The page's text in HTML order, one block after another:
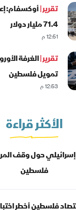
تقرير |أوكسفام:
71.4 مليار دولار
12:51 م
تقرير |الغرفة
تمويل فلسطين
12:53 م
الأكثر قراءة
إسرائيلي حول وقف
فلسطين
فلسطين أخطر